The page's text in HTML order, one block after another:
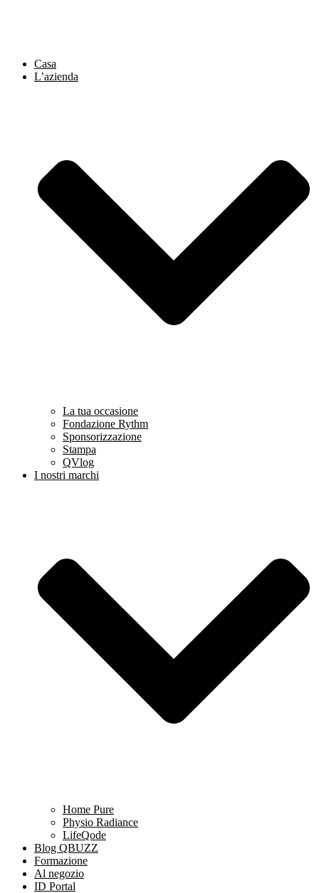
Casa
L’azienda
La tua occasione
Fondazione Rythm
Sponsorizzazione
Stampa
QVlog
I nostri marchi
Home Pure
Physio Radiance
LifeQode
Blog QBUZZ
Formazione
Al negozio
ID Portal